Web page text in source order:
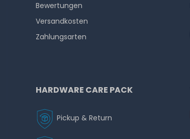
Bewertungen
Versandkosten
Zahlungsarten
HARDWARE CARE PACK
Pickup & Return